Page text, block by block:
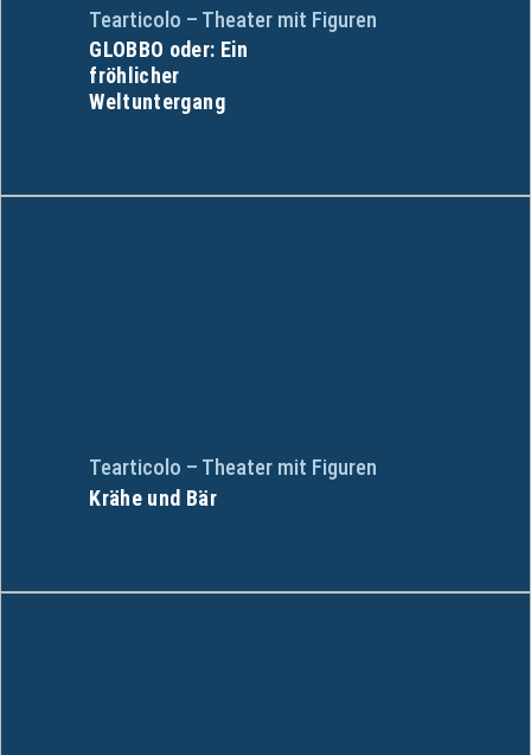
Tearticolo – Theater mit Figuren
GLOBBO oder: Ein
fröhlicher
Weltuntergang
Tearticolo – Theater mit Figuren
Krähe und Bär